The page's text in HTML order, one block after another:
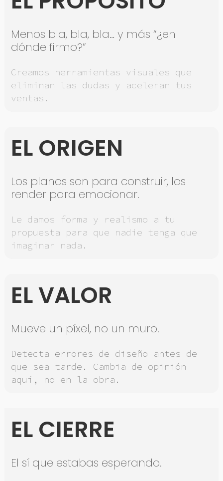
Menos bla, bla, bla… y más “¿en
dónde firmo?”
Creamos herramientas visuales que
eliminan las dudas y aceleran tus
ventas.
EL ORIGEN
Los planos son para construir, los
render para emocionar.
Le damos forma y realismo a tu
propuesta para que nadie tenga que
imaginar nada.
EL VALOR
Mueve un píxel, no un muro.
Detecta errores de diseño antes de
que sea tarde. Cambia de opinión
aquí, no en la obra.
EL CIERRE
El sí que estabas esperando.